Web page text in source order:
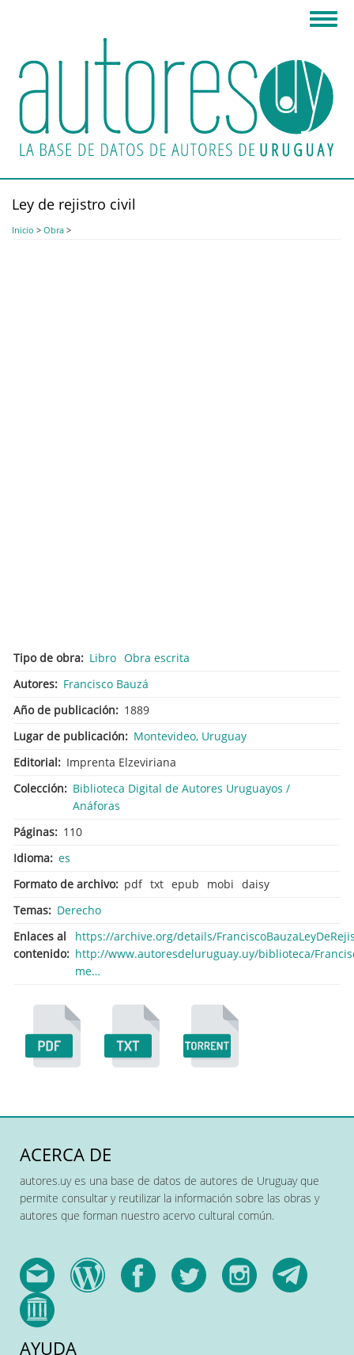
principal
Ley de rejistro civil
Inicio > Obra >
Tipo de obra Libro Obra escrita
Autores
Francisco Bauzá
Año de publicación
1889
Lugar de publicación
Montevideo, Uruguay
Editorial
Imprenta Elzeviriana
Colección
Biblioteca Digital de Autores Uruguayos /
Anáforas
Páginas
110
Idioma es
Formato de archivo
pdf txt epub mobi daisy
Temas
Derecho
Enlaces al
contenido
https://archive.org/details/
http://www.autoresdeluruguay.uy/biblioteca/
me…
ACERCA DE
autores.uy es una base de datos de autores de Uruguay que
permite consultar y reutilizar la información sobre las obras y
autores que forman nuestro acervo cultural común.
AYUDA